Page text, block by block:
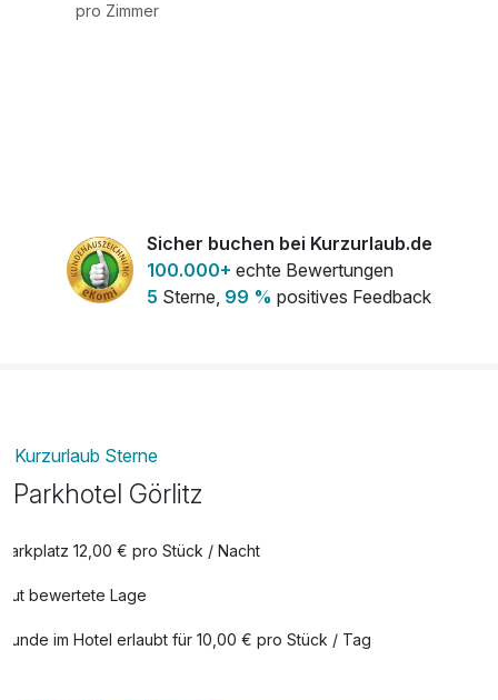
pro Zimmer
Sicher buchen bei Kurzurlaub.de
100.000+ echte Bewertungen
5 Sterne, 99 % positives Feedback
Kurzurlaub Sterne
Parkhotel Görlitz
Parkplatz 12,00 € pro Stück / Nacht
Gut bewertete Lage
Hunde im Hotel erlaubt für 10,00 € pro Stück / Tag